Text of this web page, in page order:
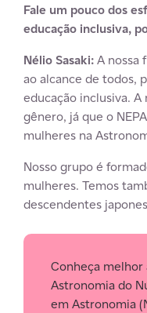
Fale um pouco dos
educação inclusiva,
Nélio Sasaki:A nossa
ao alcance de todos,
educação inclusiva.
gênero, já que o
mulheres na
Nosso grupo é
mulheres. Temos
descendentes
Conheça melhor
Astronomia do
em Astronomia